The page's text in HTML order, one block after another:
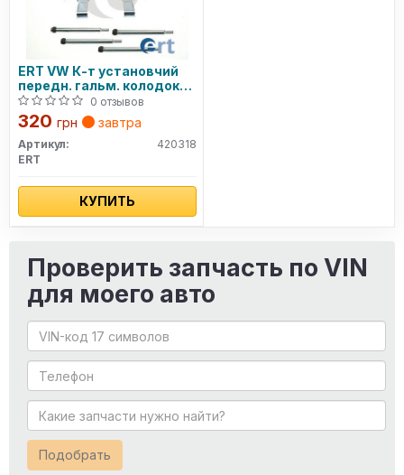
ERT VW К-т установчий
передн. гальм. колодок
T3
0 отзывов
320 грн завтра
Артикул:
420318
ERT
КУПИТЬ
Проверить запчасть по VIN
для моего авто
Подобрать